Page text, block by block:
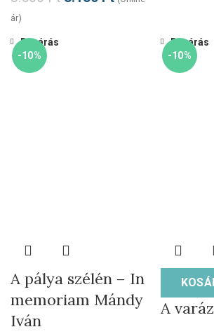
ár)
-10%
Bezárás
A pálya szélén – In
memoriam Mándy
Iván
-10%
Bezárás
A